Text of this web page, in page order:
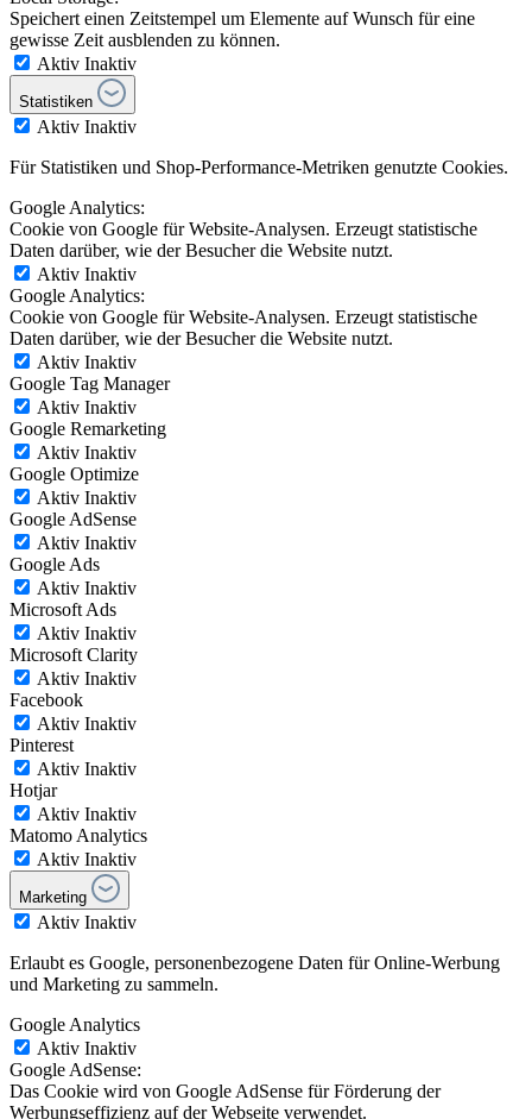
Speichert einen Zeitstempel um Elemente auf Wunsch für eine
gewisse Zeit ausblenden zu können.
Aktiv Inaktiv
Statistiken
Aktiv Inaktiv
Für Statistiken und Shop-Performance-Metriken genutzte Cookies.
Google Analytics:
Cookie von Google für Website-Analysen. Erzeugt statistische
Daten darüber, wie der Besucher die Website nutzt.
Aktiv Inaktiv
Google Analytics:
Cookie von Google für Website-Analysen. Erzeugt statistische
Daten darüber, wie der Besucher die Website nutzt.
Aktiv Inaktiv
Google Tag Manager
Aktiv Inaktiv
Google Remarketing
Aktiv Inaktiv
Google Optimize
Aktiv Inaktiv
Google AdSense
Aktiv Inaktiv
Google Ads
Aktiv Inaktiv
Microsoft Ads
Aktiv Inaktiv
Microsoft Clarity
Aktiv Inaktiv
Facebook
Aktiv Inaktiv
Pinterest
Aktiv Inaktiv
Hotjar
Aktiv Inaktiv
Matomo Analytics
Aktiv Inaktiv
Marketing
Aktiv Inaktiv
Erlaubt es Google, personenbezogene Daten für Online-Werbung
und Marketing zu sammeln.
Google Analytics
Aktiv Inaktiv
Google AdSense:
Das Cookie wird von Google AdSense für Förderung der
Werbungseffizienz auf der Webseite verwendet.